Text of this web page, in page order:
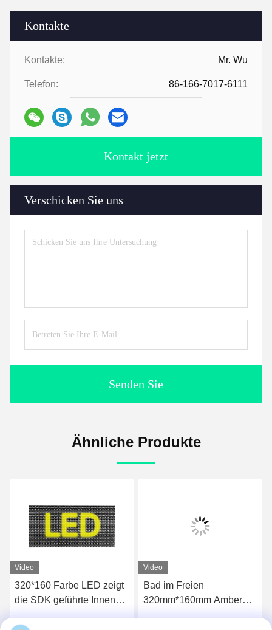
Kontakte
Kontakte: Mr. Wu
Telefon: 86-166-7017-6111
Kontakt jetzt
Verschicken Sie uns
Senden Sie
Ähnliche Produkte
Video
320*160 Farbe LED zeigt
die SDK geführte Innen
Video
Bad im Freien
320mm*160mm Amber